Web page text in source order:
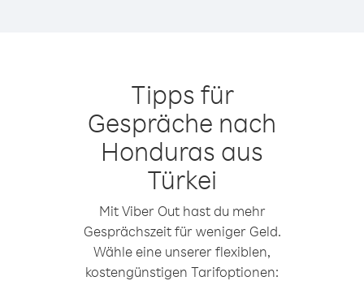
Tipps für
Gespräche nach
Honduras aus
Türkei
Mit Viber Out hast du mehr
Gesprächszeit für weniger Geld.
Wähle eine unserer flexiblen,
kostengünstigen Tarifoptionen: